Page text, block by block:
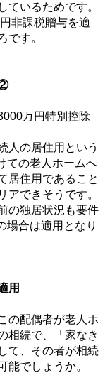
ているためです。
非課税贈与を適
です。
万円特別控除
人の居住用という
ての老人ホームへ
居住用であること
アできそうです。
の独居状況も要件
場合は適用となり
用
の配偶者が老人ホ
相続で、「家なき
て、その者が相続
能でしょうか。